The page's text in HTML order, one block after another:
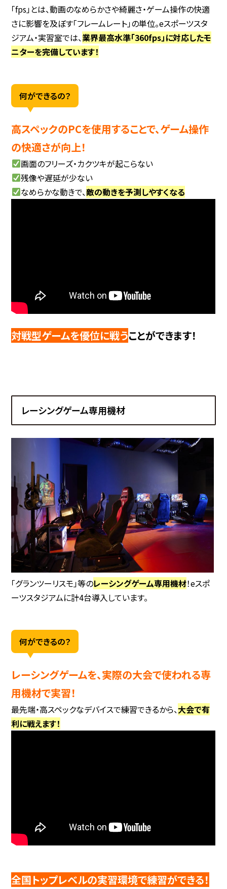
「fps」とは、動画のなめらかさや綺麗さ・ゲーム操作の快適
さに影響を及ぼす「フレームレート」の単位。eスポーツスタ
ジアム・実習室では、業界最高水準「360fps」に対応したモ
ニターを完備しています！
何ができるの？
高スペックのPCを使用することで、ゲーム操作
の快適さが向上！
画面のフリーズ・カクツキが起こらない
残像や遅延が少ない
なめらかな動きで、敵の動きを予測しやすくなる
対戦型ゲームを優位に戦うことができます！
レーシングゲーム専用機材
「グランツーリスモ」等のレーシングゲーム専用機材！eスポ
ーツスタジアムに計4台導入しています。
何ができるの？
レーシングゲームを、実際の大会で使われる専
用機材で実習！
最先端・高スペックなデバイスで練習できるから、大会で有
利に戦えます！
全国トップレベルの実習環境で練習ができる！